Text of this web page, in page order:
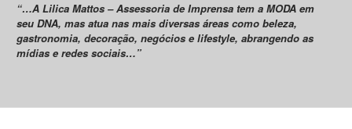
“…A Lilica Mattos – Assessoria de Imprensa tem a MODA em
seu DNA, mas atua nas mais diversas áreas como beleza,
gastronomia, decoração, negócios e lifestyle, abrangendo as
mídias e redes sociais…”